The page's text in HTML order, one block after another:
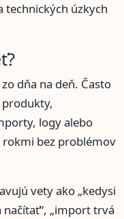
technických úzkych
dňa na deň. Často
logy alebo
bez problémov
vety ako „kedysi
načítať“, „import trvá